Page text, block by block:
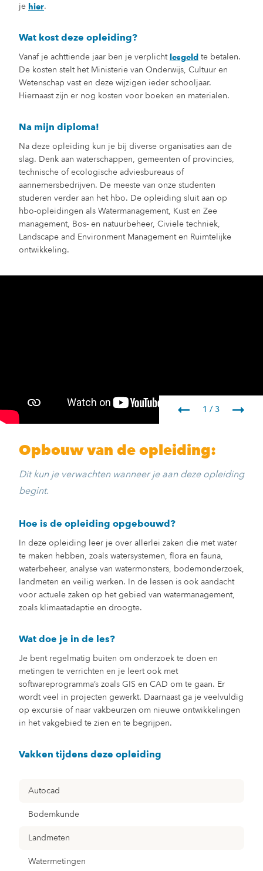
je hier.
Wat kost deze opleiding?
Vanaf je achttiende jaar ben je verplicht lesgeld te betalen.
De kosten stelt het Ministerie van Onderwijs, Cultuur en
Wetenschap vast en deze wijzigen ieder schooljaar.
Hiernaast zijn er nog kosten voor boeken en materialen.
Na mijn diploma!
Na deze opleiding kun je bij diverse organisaties aan de
slag. Denk aan waterschappen, gemeenten of provincies,
technische of ecologische adviesbureaus of
aannemersbedrijven. De meeste van onze studenten
studeren verder aan het hbo. De opleiding sluit aan op
hbo-opleidingen als Watermanagement, Kust en Zee
management, Bos- en natuurbeheer, Civiele techniek,
Landscape and Environment Management en Ruimtelijke
ontwikkeling.
1 / 3
Opbouw van de opleiding:
Dit kun je verwachten wanneer je aan deze opleiding
begint.
Hoe is de opleiding opgebouwd?
In deze opleiding leer je over allerlei zaken die met water
te maken hebben, zoals watersystemen, flora en fauna,
waterbeheer, analyse van watermonsters, bodemonderzoek,
landmeten en veilig werken. In de lessen is ook aandacht
voor actuele zaken op het gebied van watermanagement,
zoals klimaatadaptie en droogte.
Wat doe je in de les?
Je bent regelmatig buiten om onderzoek te doen en
metingen te verrichten en je leert ook met
softwareprogramma’s zoals GIS en CAD om te gaan. Er
wordt veel in projecten gewerkt. Daarnaast ga je veelvuldig
op excursie of naar vakbeurzen om nieuwe ontwikkelingen
in het vakgebied te zien en te begrijpen.
Vakken tijdens deze opleiding
Autocad
Bodemkunde
Landmeten
Watermetingen